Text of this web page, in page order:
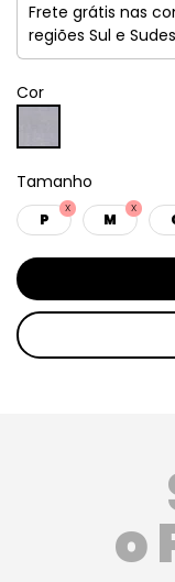
Frete grátis nas
regiões Sul e
Cor
Tamanho
P M
o